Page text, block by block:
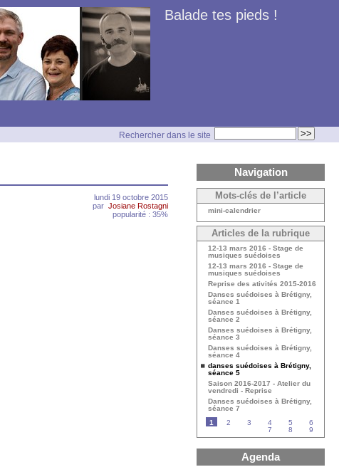
Balade tes pieds !
Rechercher dans le site
lundi 19 octobre 2015
par Josiane Rostagni
popularité : 35%
Navigation
Mots-clés de l’article
mini-calendrier
Articles de la rubrique
12-13 mars 2016 - Stage de
musiques suédoises
12-13 mars 2016 - Stage de
musiques suédoises
Reprise des ativités 2015-2016
Danses suédoises à Brétigny,
séance 1
Danses suédoises à Brétigny,
séance 2
Danses suédoises à Brétigny,
séance 3
Danses suédoises à Brétigny,
séance 4
danses suédoises à Brétigny,
séance 5
Saison 2016-2017 - Atelier du
vendredi - Reprise
Danses suédoises à Brétigny,
séance 7
1
2 3 4 5
6
7
8 9
Agenda